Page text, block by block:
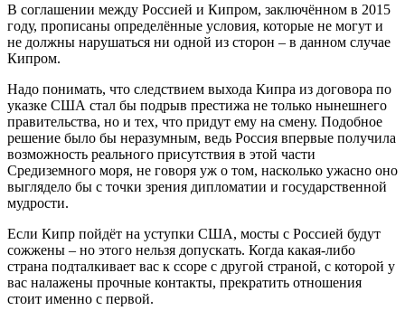
В соглашении между Россией и Кипром, заключённом в 2015
году, прописаны определённые условия, которые не могут и
не должны нарушаться ни одной из сторон – в данном случае
Кипром.
Надо понимать, что следствием выхода Кипра из договора по
указке США стал бы подрыв престижа не только нынешнего
правительства, но и тех, что придут ему на смену. Подобное
решение было бы неразумным, ведь Россия впервые получила
возможность реального присутствия в этой части
Средиземного моря, не говоря уж о том, насколько ужасно оно
выглядело бы с точки зрения дипломатии и государственной
мудрости.
Если Кипр пойдёт на уступки США, мосты с Россией будут
сожжены – но этого нельзя допускать. Когда какая-либо
страна подталкивает вас к ссоре с другой страной, с которой у
вас налажены прочные контакты, прекратить отношения
стоит именно с первой.